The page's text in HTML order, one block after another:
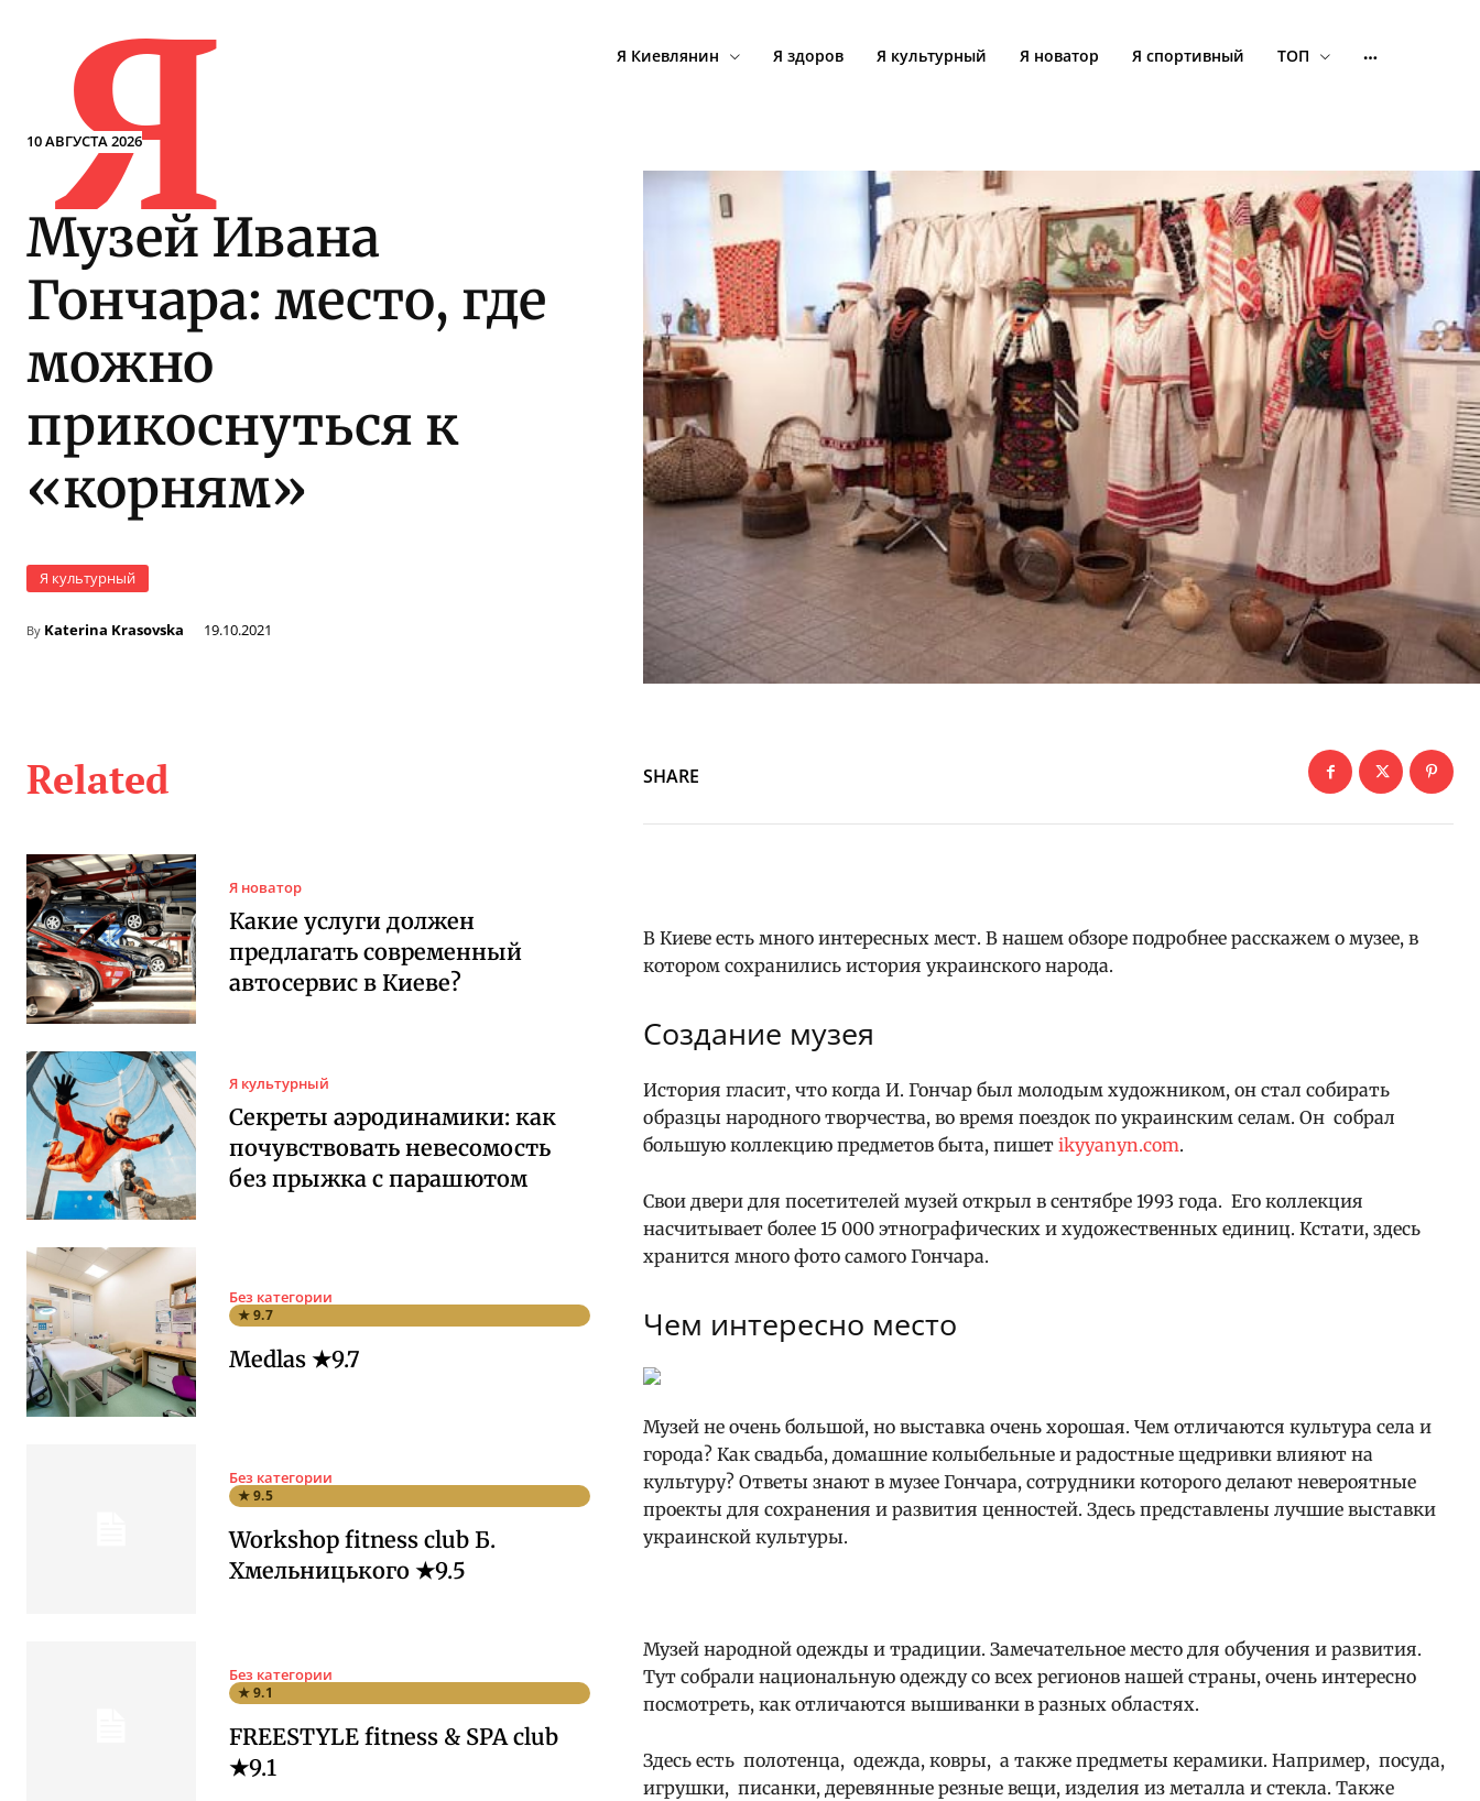
10 АВГУСТА 2026
Я Я Киевлянин Я здоров Я культурный Я новатор Я спортивный ТОП
Музей Ивана
Гончара: место, где
можно
прикоснуться к
«корням»
Я культурный
By Katerina Krasovska 19.10.2021
Related
Я новатор
Какие услуги должен
предлагать современный
автосервис в Киеве?
Я культурный
Секреты аэродинамики: как
почувствовать невесомость
без прыжка с парашютом
Без категории
★ 9.7
Medlas ★9.7
Без категории
★ 9.5
Workshop fitness club Б.
Хмельницького ★9.5
Без категории
★ 9.1
FREESTYLE fitness & SPA club
★9.1
SHARE
В Киеве есть много интересных мест. В нашем обзоре подробнее расскажем о музее, в
котором сохранились история украинского народа.
Создание музея
История гласит, что когда И. Гончар был молодым художником, он стал собирать
образцы народного творчества, во время поездок по украинским селам. Он собрал
большую коллекцию предметов быта, пишет ikyyanyn.com.
Свои двери для посетителей музей открыл в сентябре 1993 года. Его коллекция
насчитывает более 15 000 этнографических и художественных единиц. Кстати, здесь
хранится много фото самого Гончара.
Чем интересно место
Музей не очень большой, но выставка очень хорошая. Чем отличаются культура села и
города? Как свадьба, домашние колыбельные и радостные щедривки влияют на
культуру? Ответы знают в музее Гончара, сотрудники которого делают невероятные
проекты для сохранения и развития ценностей. Здесь представлены лучшие выставки
украинской культуры.
Музей народной одежды и традиции. Замечательное место для обучения и развития.
Тут собрали национальную одежду со всех регионов нашей страны, очень интересно
посмотреть, как отличаются вышиванки в разных областях.
Здесь есть полотенца, одежда, ковры, а также предметы керамики. Например, посуда,
игрушки, писанки, деревянные резные вещи, изделия из металла и стекла. Также